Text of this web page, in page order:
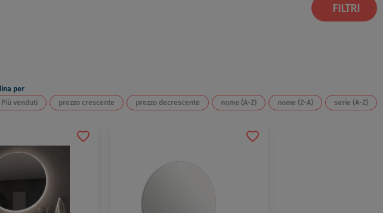
FILTRI
per
Più venduti
prezzo crescente prezzo decrescente nome (A-Z) nome (Z-A) serie (A-Z)